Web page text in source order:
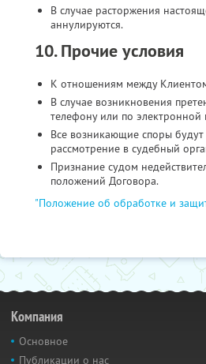
В случае расторжения
аннулируются.
10. Прочие условия
К отношениям между
В случае возникновения
телефону или по электронной
Все возникающие споры будут
рассмотрение в судебный
Признание судом
положений Договора.
"Положение об обработке и
Компания
Основное
Публикации о нас